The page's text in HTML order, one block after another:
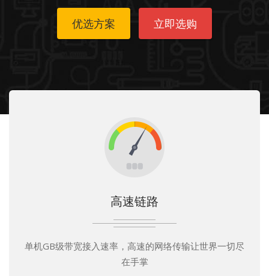
优选方案 立即选购
高速链路
单机GB级带宽接入速率，高速的网络传输让世界一切尽
在手掌